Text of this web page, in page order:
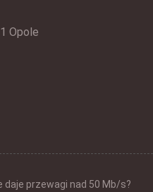
Opole
przewagi nad 50 Mb/s?